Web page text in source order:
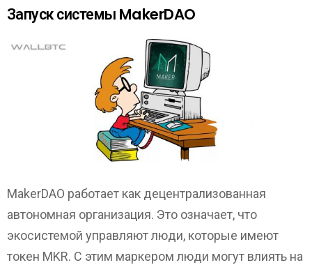
Запуск системы MakerDAO
MakerDAO работает как децентрализованная
автономная организация. Это означает, что
экосистемой управляют люди, которые имеют
токен MKR. С этим маркером люди могут влиять на